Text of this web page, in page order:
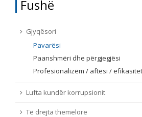
TË DREJTA THEMELORE
ПРИСТАПНИ ПРЕГОВОРИ
Burim
Nën burim
Tip
Fushë
Gjyqësori
Pavarësi
Paanshmëri dhe përgjegjësi
Profesionalizëm / aftësi / efikasitet
Lufta kundër korrupsionit
Të drejta themelore